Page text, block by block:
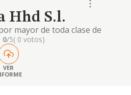
Hhd S.l.
mayor de toda clase de
para el hogar. cnae 4641.
comercio al por mayor de
calzado y accesorios,
supermercado, etc
0/5( 0 votos)
VER